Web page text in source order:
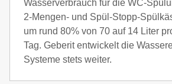
Wasserverbrauch für die WC-
2-Mengen- und Spül-Stopp-
um rund 80% von 70 auf 14 Liter
Tag. Geberit entwickelt die
Systeme stets weiter.